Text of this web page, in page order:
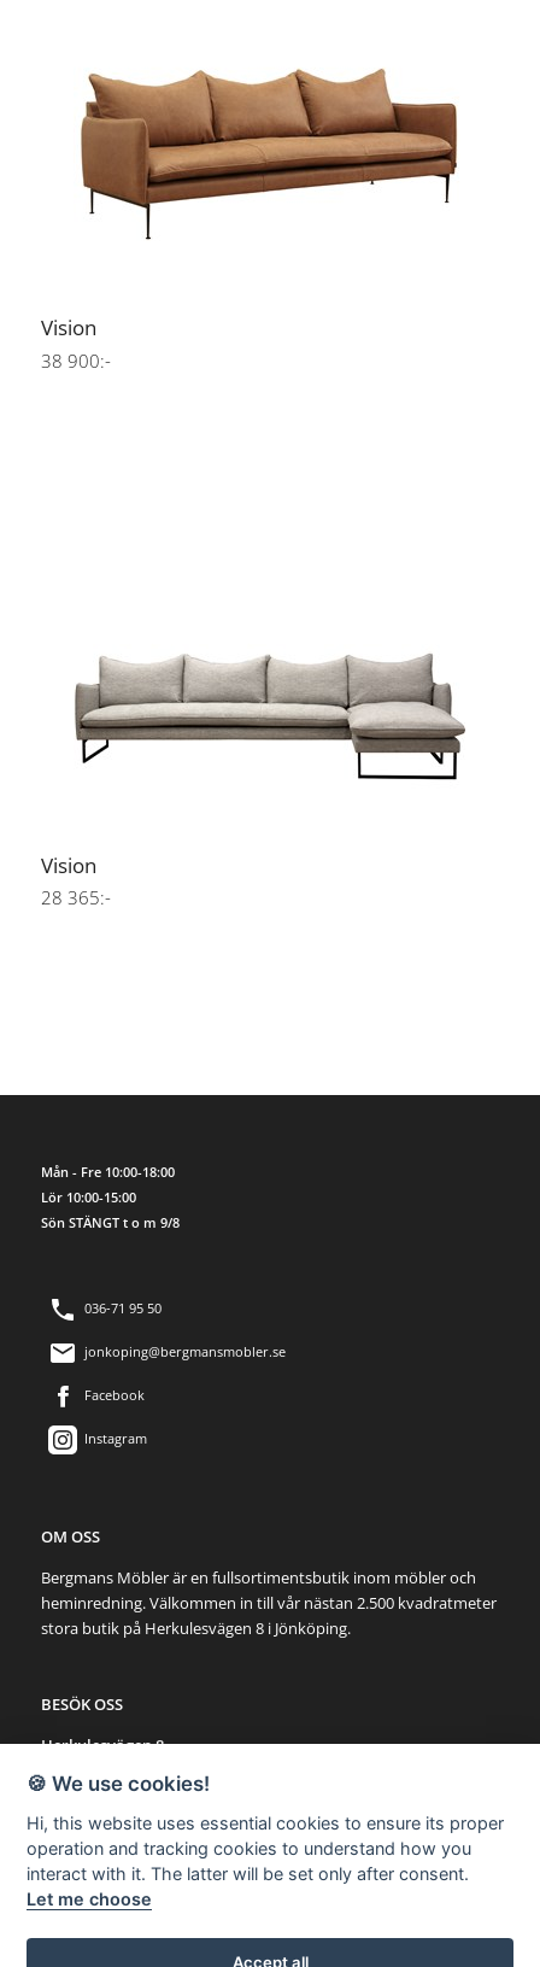
Vision
38 900:-
Vision
28 365:-
Mån - Fre 10:00-18:00
Lör 10:00-15:00
Sön STÄNGT t o m 9/8
036-71 95 50
jonkoping@bergmansmobler.se
Facebook
Instagram
OM OSS
Bergmans Möbler är en fullsortimentsbutik inom möbler och
heminredning. Välkommen in till vår nästan 2.500 kvadratmeter
stora butik på Herkulesvägen 8 i Jönköping.
BESÖK OSS
Herkulesvägen 8
553 03 Jönköping
Karta via Google Maps
SNABBLÄNKAR
Möbler
🍪 We use cookies!
Hi, this website uses essential cookies to ensure its proper
operation and tracking cookies to understand how you
interact with it. The latter will be set only after consent.
Let me choose
Accept all